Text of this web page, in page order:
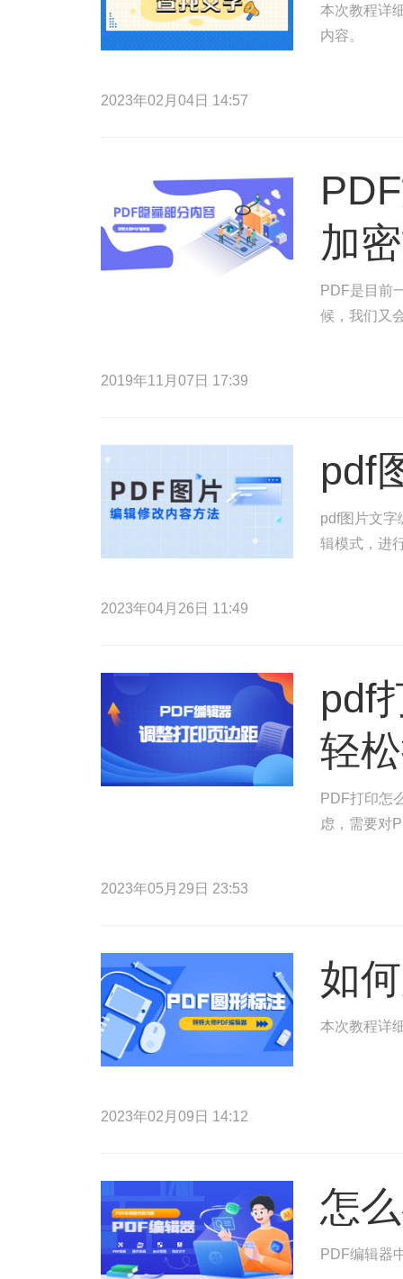
本次教程详
内容。
2023年02月04日 14:57
加
PDF是目前
候，我们又
2019年11月07日 17:39
pdf
pdf图片文字
辑模式，进
2023年04月26日 11:49
pdf
轻
PDF打印怎
虑，需要对
2023年05月29日 23:53
如
本次教程详
2023年02月09日 14:12
怎
PDF编辑器